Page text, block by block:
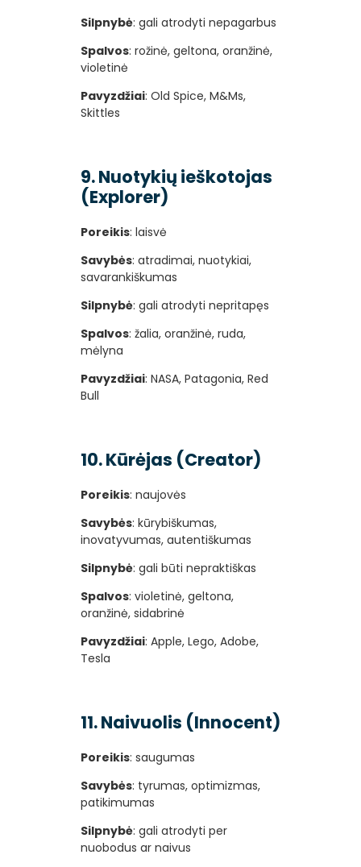
Silpnybė: gali atrodyti nepagarbus
Spalvos: rožinė, geltona, oranžinė,
violetinė
Pavyzdžiai: Old Spice, M&Ms,
Skittles
9. Nuotykių ieškotojas
(Explorer)
Poreikis: laisvė
Savybės: atradimai, nuotykiai,
savarankiškumas
Silpnybė: gali atrodyti nepritapęs
Spalvos: žalia, oranžinė, ruda,
mėlyna
Pavyzdžiai: NASA, Patagonia, Red
Bull
10. Kūrėjas (Creator)
Poreikis: naujovės
Savybės: kūrybiškumas,
inovatyvumas, autentiškumas
Silpnybė: gali būti nepraktiškas
Spalvos: violetinė, geltona,
oranžinė, sidabrinė
Pavyzdžiai: Apple, Lego, Adobe,
Tesla
11. Naivuolis (Innocent)
Poreikis: saugumas
Savybės: tyrumas, optimizmas,
patikimumas
Silpnybė: gali atrodyti per
nuobodus ar naivus